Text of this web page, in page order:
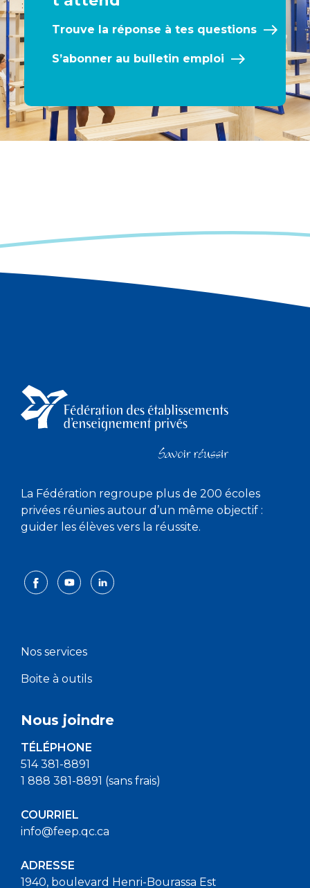
Trouve la réponse à tes questions
S’abonner au bulletin emploi
La Fédération regroupe plus de 200 écoles
privées réunies autour d’un même objectif :
guider les élèves vers la réussite.
Nos services
Boite à outils
Nous joindre
TÉLÉPHONE
514 381-8891
1 888 381-8891 (sans frais)
COURRIEL
info@feep.qc.ca
ADRESSE
1940, boulevard Henri-Bourassa Est